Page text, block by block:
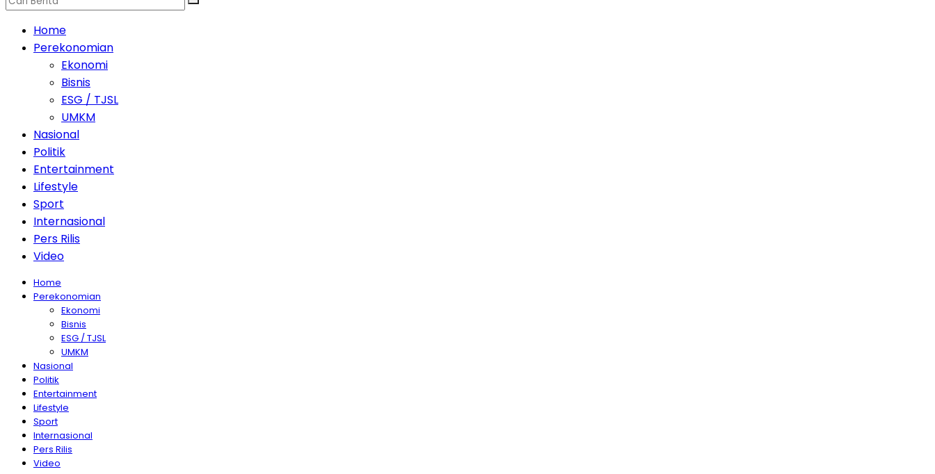
Home
Perekonomian
Ekonomi
Bisnis
ESG / TJSL
UMKM
Nasional
Politik
Entertainment
Lifestyle
Sport
Internasional
Pers Rilis
Video
Home
Perekonomian
Ekonomi
Bisnis
ESG / TJSL
UMKM
Nasional
Politik
Entertainment
Lifestyle
Sport
Internasional
Pers Rilis
Video